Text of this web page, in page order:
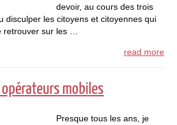
devoir, au cours des trois
disculper les citoyens et citoyennes qui
retrouver sur les …
read more
opérateurs mobiles
Presque tous les ans, je